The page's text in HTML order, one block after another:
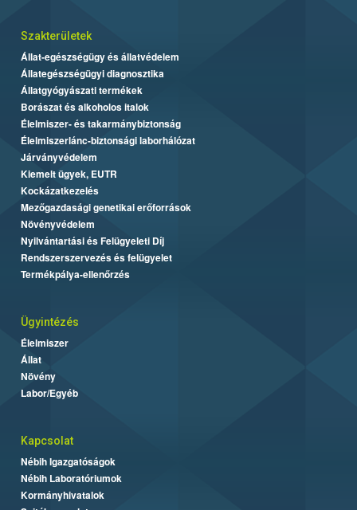
Szakterületek
Állat-egészségügy és állatvédelem
Állategészségügyi diagnosztika
Állatgyógyászati termékek
Borászat és alkoholos italok
Élelmiszer- és takarmánybiztonság
Élelmiszerlánc-biztonsági laborhálózat
Járványvédelem
Kiemelt ügyek, EUTR
Kockázatkezelés
Mezőgazdasági genetikai erőforrások
Növényvédelem
Nyilvántartási és Felügyeleti Díj
Rendszerszervezés és felügyelet
Termékpálya-ellenőrzés
Ügyintézés
Élelmiszer
Állat
Növény
Labor/Egyéb
Kapcsolat
Nébih Igazgatóságok
Nébih Laboratóriumok
Kormányhivatalok